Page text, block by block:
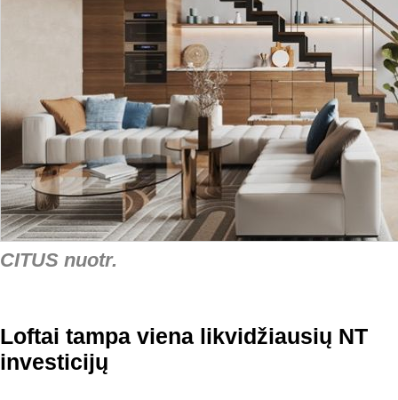
CITUS nuotr.
Loftai tampa viena likvidžiausių NT
investicijų